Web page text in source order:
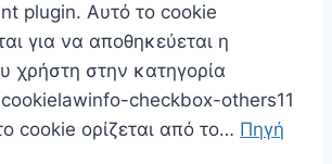
plugin. Αυτό το cookie
για να αποθηκεύεται η
χρήστη στην κατηγορία
checkbox-others11
cookie ορίζεται από το… Πηγή